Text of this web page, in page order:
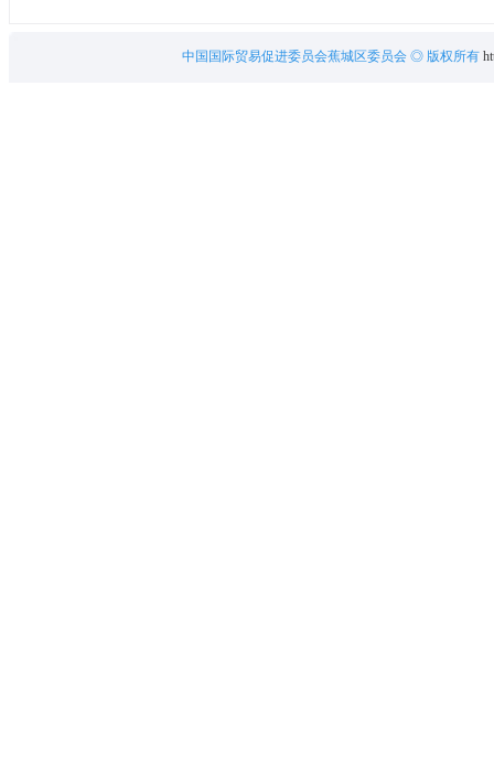
中国国际贸易促进委员会蕉城区委员会 ◎ 版权所有